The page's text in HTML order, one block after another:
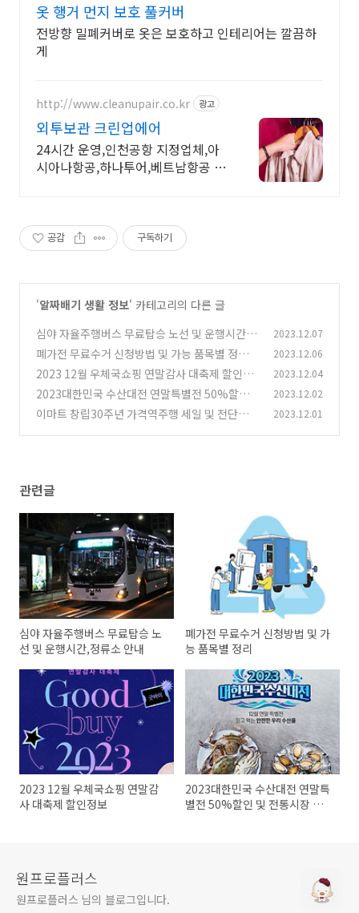
옷 행거 먼지 보호 풀커버
전방향 밀폐커버로 옷은 보호하고 인테리어는 깔끔하
게
http://www.cleanupair.co.kr 광고
외투보관 크린업에어
24시간 운영,인천공항 지정업체,아
시아나항공,하나투어,베트남항공 지
공감 구독하기
'알짜배기 생활 정보' 카테고리의 다른 글
심야 자율주행버스 무료탑승 노선 및 운행시간,
정류소 안내
(0)
2023.12.07
폐가전 무료수거 신청방법 및 가능 품목별 정리
(0)
2023.12.06
2023 12월 우체국쇼핑 연말감사 대축제 할인정
보 (0)
2023.12.04
2023대한민국 수산대전 연말특별전 50%할인
및 전통시장 상품권환급 (1)
2023.12.02
이마트 창립30주년 가격역주행 세일 및 전단정보 2023.12.01
관련글
심야 자율주행버스 무료탑승 노
선 및 운행시간,정류소 안내
폐가전 무료수거 신청방법 및 가
능 품목별 정리
2023 12월 우체국쇼핑 연말감
사 대축제 할인정보
2023대한민국 수산대전 연말특
별전 50%할인 및 전통시장 상
원프로플러스
원프로플러스 님의 블로그입니다.